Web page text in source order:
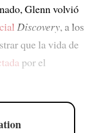
Glenn volvió
Discovery, a los
que la vida de
por el